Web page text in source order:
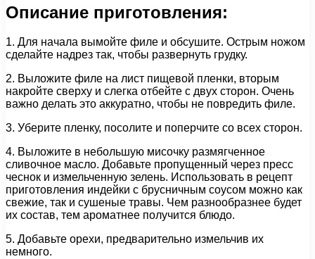
Описание приготовления:
1. Для начала вымойте филе и обсушите. Острым ножом
сделайте надрез так, чтобы развернуть грудку.
2. Выложите филе на лист пищевой пленки, вторым
накройте сверху и слегка отбейте с двух сторон. Очень
важно делать это аккуратно, чтобы не повредить филе.
3. Уберите пленку, посолите и поперчите со всех сторон.
4. Выложите в небольшую мисочку размягченное
сливочное масло. Добавьте пропущенный через пресс
чеснок и измельченную зелень. Использовать в рецепт
приготовления индейки с брусничным соусом можно как
свежие, так и сушеные травы. Чем разнообразнее будет
их состав, тем ароматнее получится блюдо.
5. Добавьте орехи, предварительно измельчив их
немного.